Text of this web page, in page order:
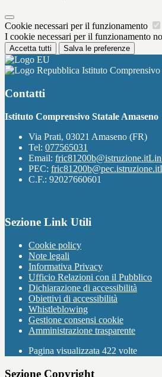
Cookie necessari per il funzionamento
I cookie necessari per il funzionamento
Accetta tutti Salva le preferenze
Istituto Comprensivo
Contatti
Istituto Comprensivo Statale Amaseno
Via Prati, 03021 Amaseno (FR)
Tel: 077565031
Email: fric81200b@istruzione.it
PEC: fric81200b@pec.istruzione.it
C.F.: 92027660601
Sezione Link Utili
Cookie policy
Note legali
Informativa Privacy
Ufficio Relazioni con il Pubblico
Dichiarazione di accessibilità
Obiettivi di accessibilità
Whistleblowing
Gestione consensi cookie
Amministrazione trasparente
Pagina visualizzata 422 volte
Sezione Copyright